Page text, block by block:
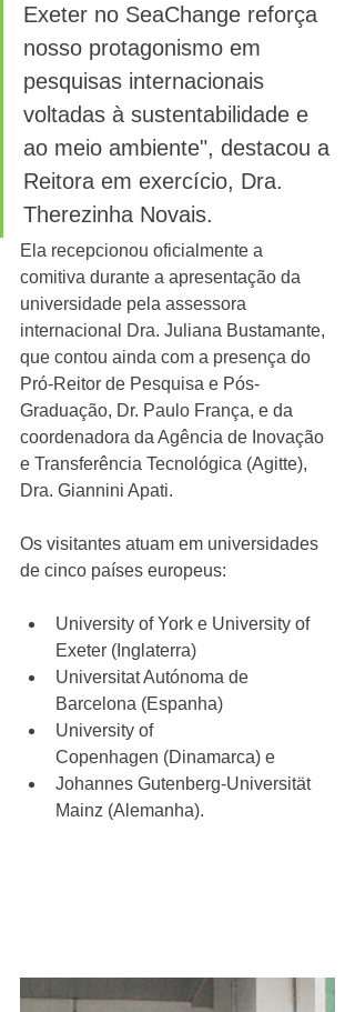
Exeter no SeaChange reforça
nosso protagonismo em
pesquisas internacionais
voltadas à sustentabilidade e
ao meio ambiente", destacou a
Reitora em exercício, Dra.
Therezinha Novais.
Ela recepcionou oficialmente a
comitiva durante a apresentação da
universidade pela assessora
internacional Dra. Juliana Bustamante,
que contou ainda com a presença do
Pró-Reitor de Pesquisa e Pós-
Graduação, Dr. Paulo França, e da
coordenadora da Agência de Inovação
e Transferência Tecnológica (Agitte),
Dra. Giannini Apati.
Os visitantes atuam em universidades
de cinco países europeus:
University of York e University of
Exeter (Inglaterra)
Universitat Autónoma de
Barcelona (Espanha)
University of
Copenhagen (Dinamarca) e
Johannes Gutenberg-Universität
Mainz (Alemanha).